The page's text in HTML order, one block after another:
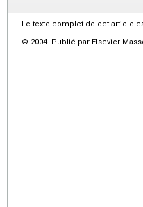
Le texte complet de cet article
© 2004 Publié par Elsevier